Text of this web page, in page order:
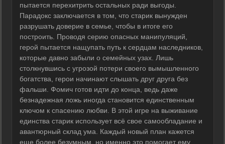
пытается перехитрить остальных ради выгоды.
Парадокс заключается в том, что старик вынужден
разрушать доверие в семье, чтобы в итоге его
построить. Проводя серию опасных манипуляций,
герой пытается нащупать путь к сердцам наследников,
которые давно забыли о семейных узах. Лишь
столкнувшись с угрозой потери своего вымышленного
богатства, герои начинают слышать друг друга без
фальши. Фомич готов идти до конца, ведь даже
безнадежная ложь иногда становится единственным
ключом к спасению любви. В этой игре на выживание
единства старик использует всё свое самообладание и
авантюрный склад ума. Каждый новый план кажется
еще более безумным, но именно это помогает ему